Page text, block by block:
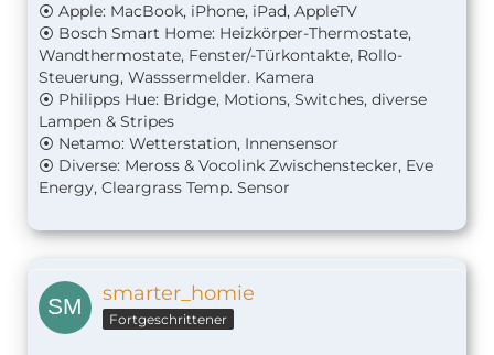
⦿ Apple: MacBook, iPhone, iPad, AppleTV
⦿ Bosch Smart Home: Heizkörper-Thermostate,
Wandthermostate, Fenster/-Türkontakte, Rollo-
Steuerung, Wasssermelder. Kamera
⦿ Philipps Hue: Bridge, Motions, Switches, diverse
Lampen & Stripes
⦿ Netamo: Wetterstation, Innensensor
⦿ Diverse: Meross & Vocolink Zwischenstecker, Eve
Energy, Cleargrass Temp. Sensor
smarter_homie
Fortgeschrittener